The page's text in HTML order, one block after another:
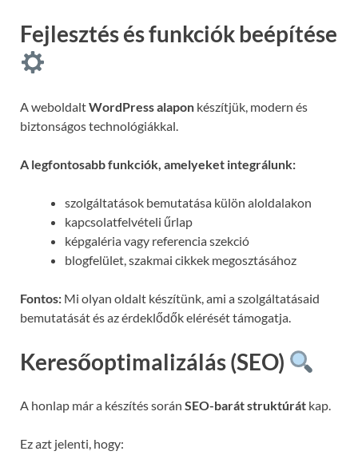
Fejlesztés és funkciók beépítése
A weboldaltWordPress alapon készítjük, modern és
biztonságos technológiákkal.
A legfontosabb funkciók, amelyeket integrálunk:
szolgáltatások bemutatása külön aloldalakon
kapcsolatfelvételi űrlap
képgaléria vagy referencia szekció
blogfelület, szakmai cikkek megosztásához
Fontos: Mi olyan oldalt készítünk, ami a szolgáltatásaid
bemutatását és az érdeklődők elérését támogatja.
Keresőoptimalizálás (SEO)
A honlap már a készítés során SEO-barát struktúrát kap.
Ez azt jelenti, hogy: